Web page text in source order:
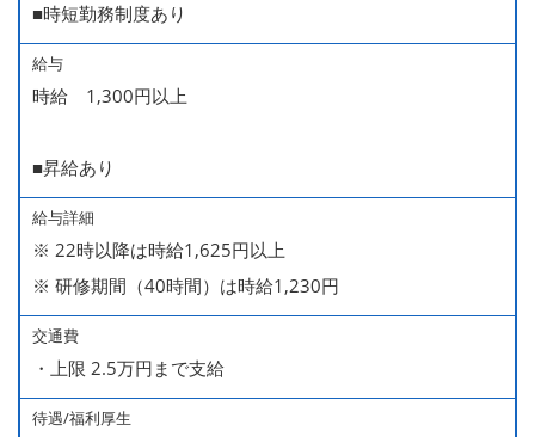
■時短勤務制度あり
給与
時給 1,300円以上
■昇給あり
給与詳細
※ 22時以降は時給1,625円以上
※ 研修期間（40時間）は時給1,230円
交通費
・上限 2.5万円まで支給
待遇/福利厚生